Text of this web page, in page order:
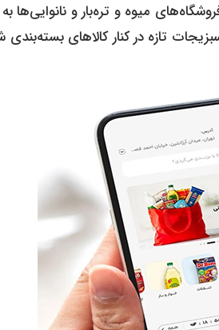
میوه و تره‌بار و نانوایی‌ها
تازه در کنار کالاهای بسته‌بندی